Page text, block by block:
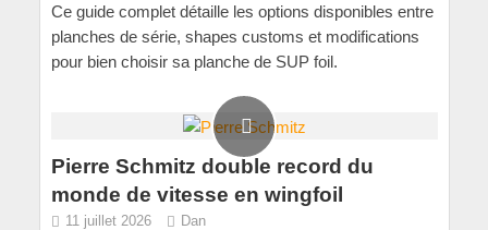
Ce guide complet détaille les options disponibles entre
planches de série, shapes customs et modifications
pour bien choisir sa planche de SUP foil.
Pierre Schmitz double record du
monde de vitesse en wingfoil
11 juillet 2026 Dan